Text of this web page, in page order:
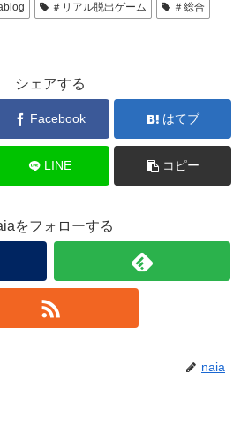
＃リアル脱出ゲーム
＃総合
シェアする
Facebook はてブ
LINE コピー
をフォローする
naia